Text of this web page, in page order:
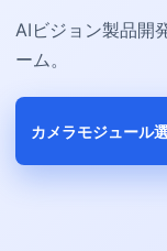
AIビジョン製品開
ーム。
カメラモジュール